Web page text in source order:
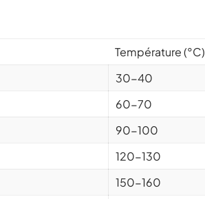
Température (°C)
30-40
60-70
90-100
120-130
150-160